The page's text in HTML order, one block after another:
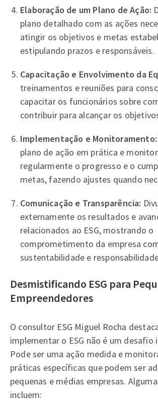
Elaboração de um Plano de Ação:
plano detalhado com as ações
atingir os objetivos e metas
estipulando prazos e responsáveis.
Capacitação e Envolvimento da
treinamentos e reuniões para
capacitar os funcionários sobre
contribuir para alcançar os
Implementação e Monitoramento:
plano de ação em prática e
regularmente o progresso e o
metas, fazendo ajustes quando
Comunicação e Transparência:
externamente os resultados e
relacionados ao ESG, mostrando o
comprometimento da empresa
sustentabilidade e
Desmistificando ESG para
Empreendedores
O consultor ESG Miguel Rocha
implementar o ESG não é um desafio
Pode ser uma ação medida e
práticas específicas que podem ser
pequenas e médias empresas.
incluem: